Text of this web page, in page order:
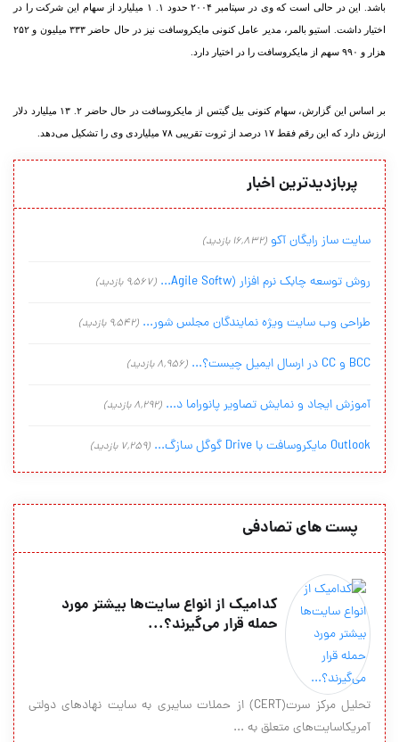
باشد. این در حالی است که وی در سپتامبر ۲۰۰۴ حدود ۱. ۱ میلیارد از سهام این شرکت را در
اختیار داشت. استیو بالمر، مدیر عامل کنونی مایکروسافت نیز در حال حاضر ۳۳۳ میلیون و ۲۵۲
هزار و ۹۹۰ سهم از مایکروسافت را در اختیار دارد.
بر اساس این گزارش، سهام کنونی بیل گیتس از مایکروسافت در حال حاضر ۲. ۱۳ میلیارد دلار
ارزش دارد که این رقم فقط ۱۷ درصد از ثروت تقریبی ۷۸ میلیاردی وی را تشکیل می‌‏دهد.
پربازدیدترین اخبار
سایت ساز رایگان آکو (16,832 بازدید)
روش توسعه چابک نرم افزار (Agile Softw... (9,567 بازدید)
طراحی وب سایت ویژه نمایندگان مجلس شور... (9,542 بازدید)
BCC و CC در ارسال ایمیل چیست؟... (8,956 بازدید)
آموزش ایجاد و نمایش تصاویر پانوراما د... (8,292 بازدید)
Outlook مایکروسافت با Drive گوگل سازگ... (7,259 بازدید)
پست های تصادفی
کدامیک از انواع سایت‌ها بیشتر مورد
حمله قرار می‌گیرند؟...
تحلیل مرکز سرت(CERT) از حملات سایبری به سایت نهادهای دولتی
آمریکاسایت‌های متعلق به ...